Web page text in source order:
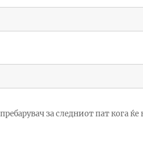
за следниот пат кога